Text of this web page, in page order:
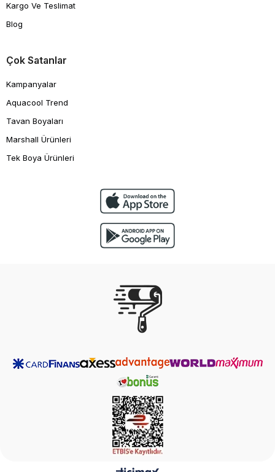
Kargo Ve Teslimat
Blog
Çok Satanlar
Kampanyalar
Aquacool Trend
Tavan Boyaları
Marshall Ürünleri
Tek Boya Ürünleri